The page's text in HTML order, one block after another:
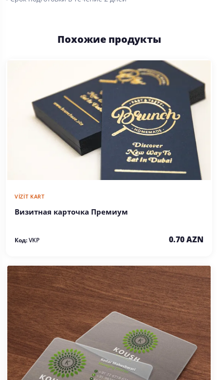
Похожие продукты
VIZIT KART
Визитная карточка Премиум
Код:VKP 0.70 AZN